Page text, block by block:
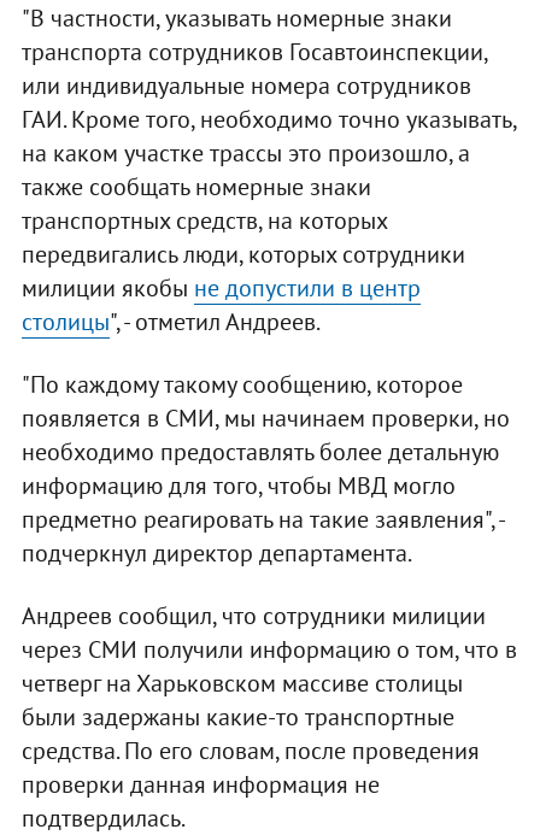
"В частности, указывать номерные знаки
транспорта сотрудников Госавтоинспекции,
или индивидуальные номера сотрудников
ГАИ. Кроме того, необходимо точно указывать,
на каком участке трассы это произошло, а
также сообщать номерные знаки
транспортных средств, на которых
передвигались люди, которых сотрудники
милиции якобы не допустили в центр
столицы", - отметил Андреев.
"По каждому такому сообщению, которое
появляется в СМИ, мы начинаем проверки, но
необходимо предоставлять более детальную
информацию для того, чтобы МВД могло
предметно реагировать на такие заявления", -
подчеркнул директор департамента.
Андреев сообщил, что сотрудники милиции
через СМИ получили информацию о том, что в
четверг на Харьковском массиве столицы
были задержаны какие-то транспортные
средства. По его словам, после проведения
проверки данная информация не
подтвердилась.